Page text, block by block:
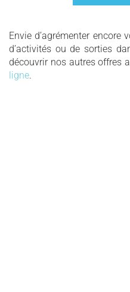
Envie d’agrémenter encore
d’activités ou de sorties
découvrir nos autres offres
ligne.